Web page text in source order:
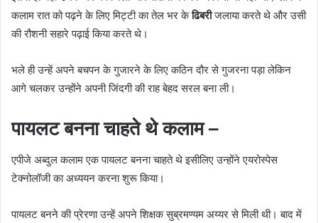
कलाम रात को पढ़ने के लिए मिट्टी का तेल भर केढिबरीजलाया करते थे और उसी
की रौशनी सहारे पढ़ाई किया करते थे।
भले ही उन्हें अपने बचपन के गुजारने के लिए कठिन दौर से गुजरना पड़ा लेकिन
आगे चलकर उन्होंने अपनी जिंदगी की राह बेहद सरल बना ली।
पायलट बनना चाहते थे कलाम –
एपीजे अब्दुल कलाम एक पायलट बनना चाहते थे इसीलिए उन्होंने एयरोस्पेस
टेक्नोलॉजी का अध्ययन करना शुरू किया।
पायलट बनने की प्रेरणा उन्हें अपने शिक्षक सुब्रमण्यम अय्यर से मिली थी। बाद में